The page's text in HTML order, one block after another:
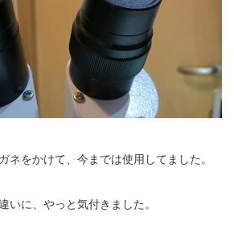
ネをかけて、今までは使用してました。
いに、やっと気付きました。